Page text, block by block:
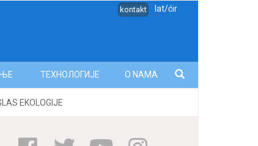
kontakt lat/ćir
EKOLOGIJE
ТЕХНОЛОГИЈЕ O NAMA